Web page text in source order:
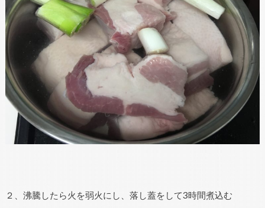
２、沸騰したら火を弱火にし、落し蓋をして3時間煮込む